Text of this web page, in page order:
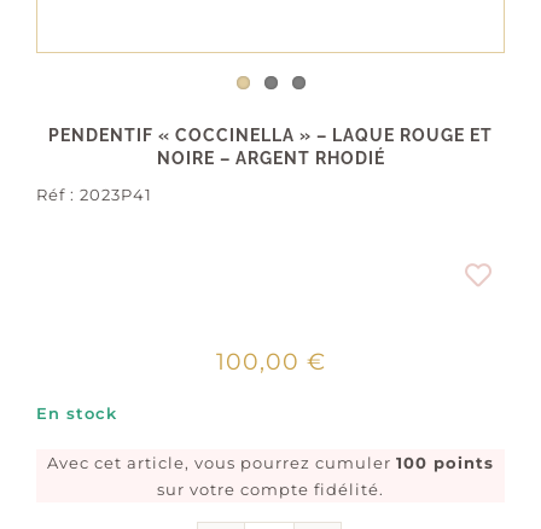
PENDENTIF « COCCINELLA » – LAQUE ROUGE ET
NOIRE – ARGENT RHODIÉ
Réf : 2023P41
100,00 €
En stock
Avec cet article, vous pourrez cumuler 100 points
sur votre compte fidélité.